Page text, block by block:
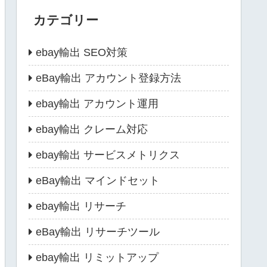
カテゴリー
ebay輸出 SEO対策
eBay輸出 アカウント登録方法
ebay輸出 アカウント運用
ebay輸出 クレーム対応
ebay輸出 サービスメトリクス
eBay輸出 マインドセット
ebay輸出 リサーチ
eBay輸出 リサーチツール
ebay輸出 リミットアップ